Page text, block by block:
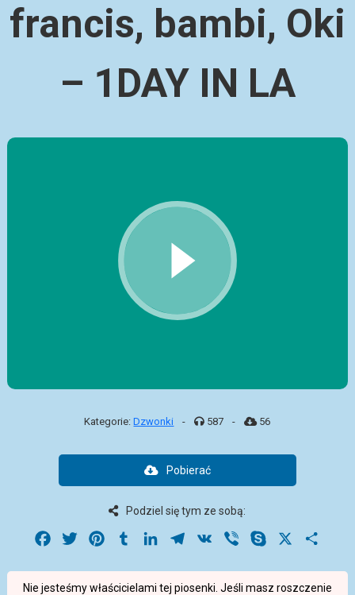
francis, bambi, Oki
– 1DAY IN LA
Kategorie:Dzwonki - 587 - 56
Pobierać
Podziel się tym ze sobą:
Facebook
Twitter PinterestTumblrLinkedInTelegram
VK Viber Skype
Nie jesteśmy właścicielami tej piosenki. Jeśli masz roszczenie